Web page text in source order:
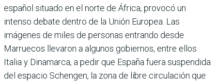
español situado en el norte de África, provocó un
intenso debate dentro de la Unión Europea. Las
imágenes de miles de personas entrando desde
Marruecos llevaron a algunos gobiernos, entre ellos
Italia y Dinamarca, a pedir que España fuera suspendida
del espacio Schengen, la zona de libre circulación que